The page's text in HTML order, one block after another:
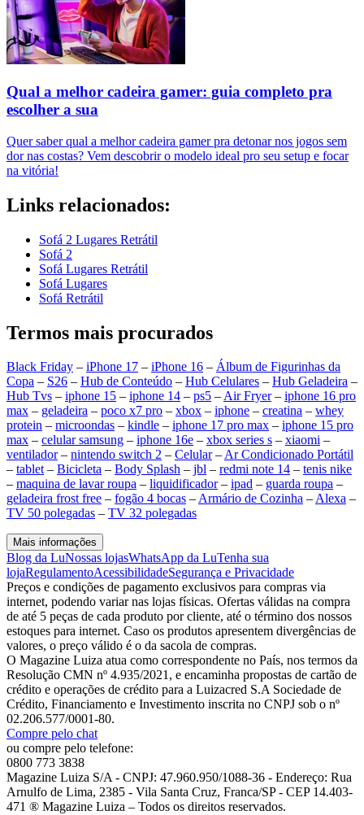
Qual a melhor cadeira gamer: guia completo pra
escolher a sua
Quer saber qual a melhor cadeira gamer pra detonar nos jogos sem
dor nas costas? Vem descobrir o modelo ideal pro seu setup e focar
na vitória!
Links relacionados:
Sofá 2 Lugares Retrátil
Sofá 2
Sofá Lugares Retrátil
Sofá Lugares
Sofá Retrátil
Termos mais procurados
Black Friday – iPhone 17 – iPhone 16 – Álbum de Figurinhas da
Copa – S26 – Hub de Conteúdo – Hub Celulares – Hub Geladeira –
Hub Tvs – iphone 15 – iphone 14 – ps5 –Air Fryer– iphone 16 pro
max – geladeira – poco x7 pro – xbox – iphone – creatina – whey
protein – microondas – kindle – iphone 17 pro max – iphone 15 pro
max – celular samsung – iphone 16e – xbox series s – xiaomi –
ventilador– nintendo switch 2 – Celular–Ar Condicionado Portátil
– tablet– Bicicleta – Body Splash – jbl – redmi note 14 – tenis nike
– maquina de lavar roupa – liquidificador– ipad – guarda roupa –
geladeira frost free – fogão 4 bocas –Armário de Cozinha –Alexa –
TV 50 polegadas – TV 32 polegadas
Mais informações
Blog da LuNossas lojasWhatsApp da LuTenha sua
lojaRegulamentoAcessibilidadeSegurança e Privacidade
Preços e condições de pagamento exclusivos para compras via
internet, podendo variar nas lojas físicas. Ofertas válidas na compra
de até 5 peças de cada produto por cliente, até o término dos nossos
estoques para internet. Caso os produtos apresentem divergências de
valores, o preço válido é o da sacola de compras.
O Magazine Luiza atua como correspondente no País, nos termos da
Resolução CMN nº 4.935/2021, e encaminha propostas de cartão de
crédito e operações de crédito para a Luizacred S.A Sociedade de
Crédito, Financiamento e Investimento inscrita no CNPJ sob o nº
02.206.577/0001-80.
Compre pelo chat
ou compre pelo telefone:
0800 773 3838
Magazine Luiza S/A - CNPJ: 47.960.950/1088-36 - Endereço: Rua
Arnulfo de Lima, 2385 - Vila Santa Cruz, Franca/SP - CEP 14.403-
471 ® Magazine Luiza – Todos os direitos reservados.